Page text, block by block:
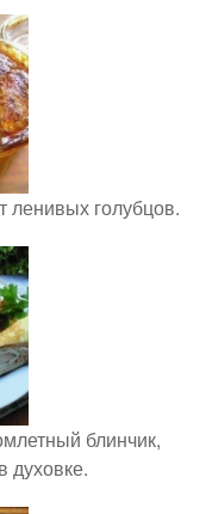
ленивых голубцов.
блинчик,
духовке.